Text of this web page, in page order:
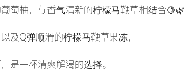
萄柚，与香气清新的柠檬马鞭草相结合🍋🌿
及Q弹顺滑的柠檬马鞭草果冻，
是一杯清爽解渴的选择。